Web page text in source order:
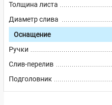
Толщина листа
Диаметр слива
Оснащение
Ручки
Слив-перелив
Подголовник